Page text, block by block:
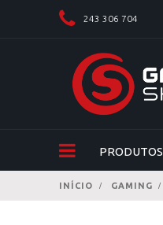
243 306 704
PRODUTOS
INÍCIO GAMING